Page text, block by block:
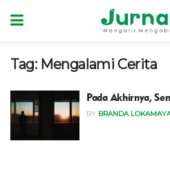
Tag: Mengalami Cerita
Pada Akhirnya,
BY BRANDA